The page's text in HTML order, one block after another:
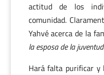
actitud de los
comunidad.
Yahvé acerca de la
la esposa de la
Hará falta purificar y